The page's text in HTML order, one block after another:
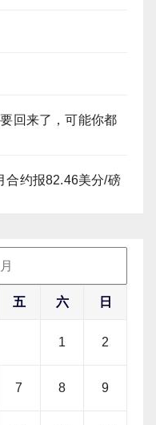
回来了，可能你都
合约报82.46美分/磅
五 六 日
1 2
7 8 9